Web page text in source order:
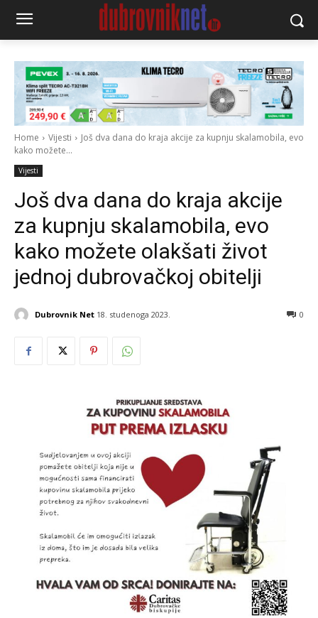
Home Vijesti
Još dva dana do kraja akcije za kupnju skalamobila, evo
kako možete...
Vijesti
Još dva dana do kraja akcije
za kupnju skalamobila, evo
kako možete olakšati život
jednoj dubrovačkoj obitelji
Dubrovnik Net 18. studenoga 2023. 0